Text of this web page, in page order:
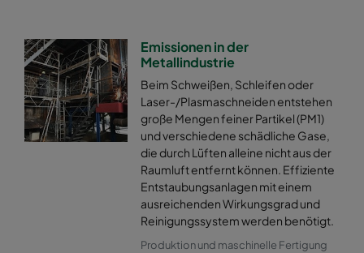
Emissionen in der
Metallindustrie
Beim Schweißen, Schleifen oder
Laser-/Plasmaschneiden entstehen
große Mengen feiner Partikel (PM1)
und verschiedene schädliche Gase,
die durch Lüften alleine nicht aus der
Raumluft entfernt können. Effiziente
Entstaubungsanlagen mit einem
ausreichenden Wirkungsgrad und
Reinigungssystem werden benötigt.
Produktion und maschinelle Fertigung